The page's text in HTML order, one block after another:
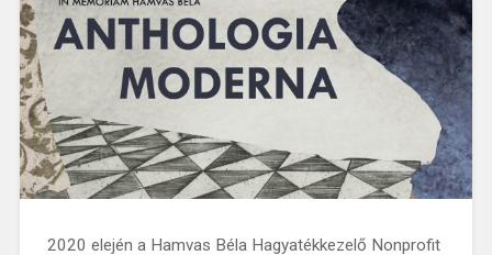
2020 elején a Hamvas Béla Hagyatékkezelő Nonprofit